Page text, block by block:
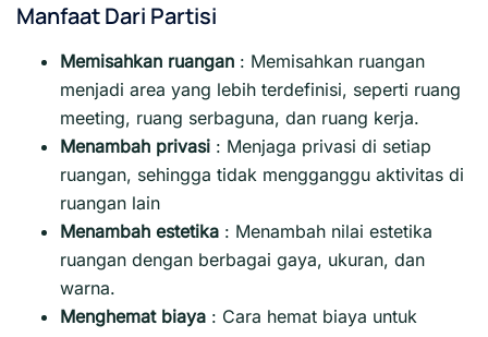
Manfaat Dari Partisi
Memisahkan ruangan : Memisahkan ruangan
menjadi area yang lebih terdefinisi, seperti ruang
meeting, ruang serbaguna, dan ruang kerja.
Menambah privasi : Menjaga privasi di setiap
ruangan, sehingga tidak mengganggu aktivitas di
ruangan lain
Menambah estetika : Menambah nilai estetika
ruangan dengan berbagai gaya, ukuran, dan
warna.
Menghemat biaya : Cara hemat biaya untuk